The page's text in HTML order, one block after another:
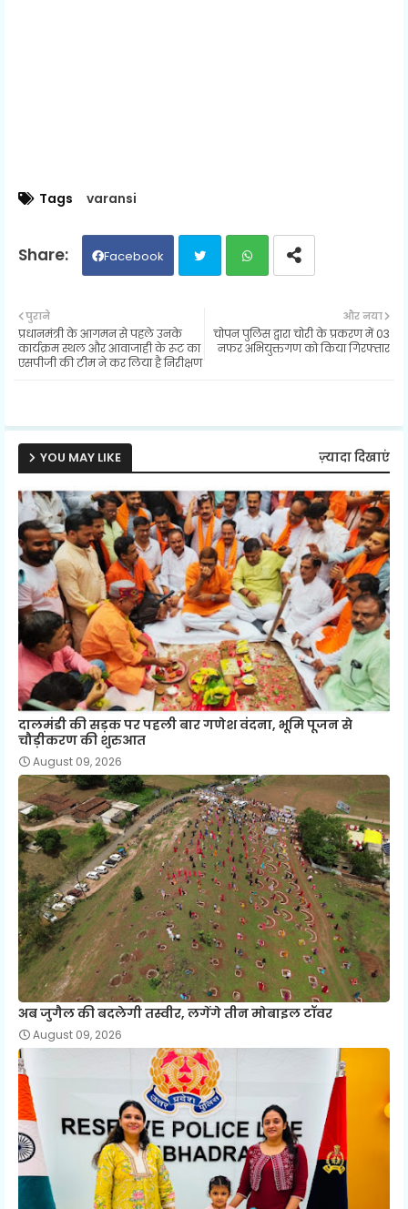
Tags varansi
Facebook
ats
और नया
चोपन पुलिस द्वारा चोरी के प्रकरण में 03
नफर अभियुक्तगण को किया गिरफ्तार
पुराने
प्रधानमंत्री के आगमन से पहले उनके
कार्यक्रम स्थल और आवाजाही के रूट का
एसपीजी की टीम ने कर लिया है निरीक्षण
YOU MAY LIKE ज़्यादा दिखाएं
दालमंडी की सड़क पर पहली बार गणेश वंदना, भूमि पूजन से
चौड़ीकरण की शुरुआत
August 09, 2026
अब जुगैल की बदलेगी तस्वीर, लगेंगे तीन मोबाइल टॉवर
August 09, 2026